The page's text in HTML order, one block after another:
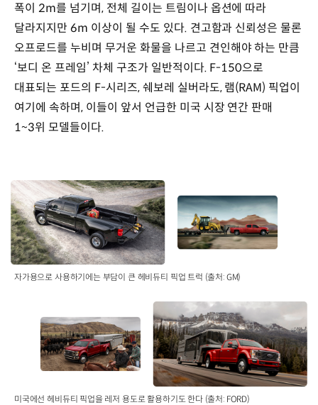
폭이 2m를 넘기며, 전체 길이는 트림이나 옵션에 따라
달라지지만 6m 이상이 될 수도 있다. 견고함과 신뢰성은 물론
오프로드를 누비며 무거운 화물을 나르고 견인해야 하는 만큼
‘보디 온 프레임’ 차체 구조가 일반적이다. F-150으로
대표되는 포드의 F-시리즈, 쉐보레 실버라도, 램(RAM) 픽업이
여기에 속하며, 이들이 앞서 언급한 미국 시장 연간 판매
1~3위 모델들이다.
자가용으로 사용하기에는 부담이 큰 헤비듀티 픽업 트럭 (출처: GM)
미국에선 헤비듀티 픽업을 레저 용도로 활용하기도 한다 (출처: FORD)